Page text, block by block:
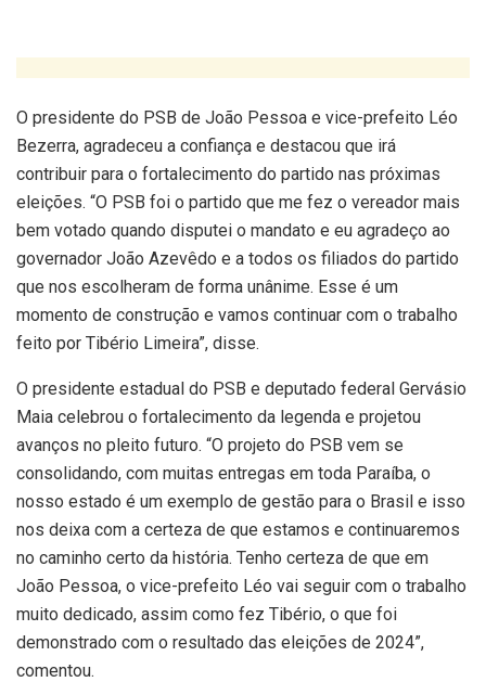
O presidente do PSB de João Pessoa e vice-prefeito Léo
Bezerra, agradeceu a confiança e destacou que irá
contribuir para o fortalecimento do partido nas próximas
eleições. “O PSB foi o partido que me fez o vereador mais
bem votado quando disputei o mandato e eu agradeço ao
governador João Azevêdo e a todos os filiados do partido
que nos escolheram de forma unânime. Esse é um
momento de construção e vamos continuar com o trabalho
feito por Tibério Limeira”, disse.
O presidente estadual do PSB e deputado federal Gervásio
Maia celebrou o fortalecimento da legenda e projetou
avanços no pleito futuro. “O projeto do PSB vem se
consolidando, com muitas entregas em toda Paraíba, o
nosso estado é um exemplo de gestão para o Brasil e isso
nos deixa com a certeza de que estamos e continuaremos
no caminho certo da história. Tenho certeza de que em
João Pessoa, o vice-prefeito Léo vai seguir com o trabalho
muito dedicado, assim como fez Tibério, o que foi
demonstrado com o resultado das eleições de 2024”,
comentou.